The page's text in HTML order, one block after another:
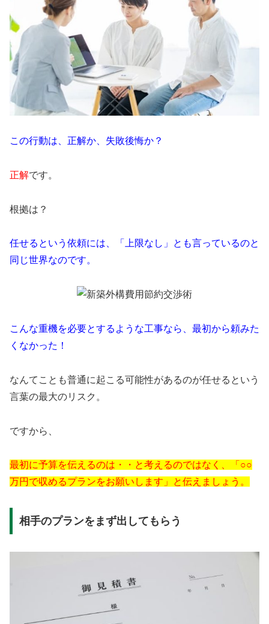
この行動は、正解か、失敗後悔か？
正解です。
根拠は？
任せるという依頼には、「上限なし」とも言っているのと
同じ世界なのです。
こんな重機を必要とするような工事なら、最初から頼みた
くなかった！
なんてことも普通に起こる可能性があるのが任せるという
言葉の最大のリスク。
ですから、
最初に予算を伝えるのは・・と考えるのではなく、「○○
万円で収めるプランをお願いします」と伝えましょう。
相手のプランをまず出してもらう